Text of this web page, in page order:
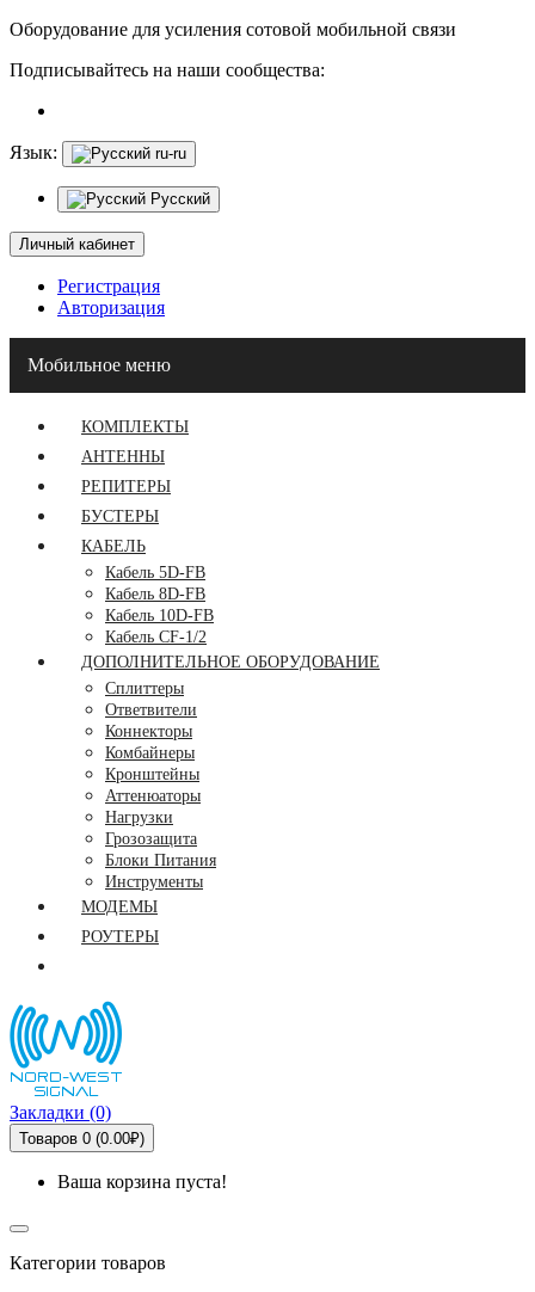
Оборудование для усиления сотовой мобильной связи
Подписывайтесь на наши сообщества:
Язык: ru-ru
Русский
Личный кабинет
Регистрация
Авторизация
Мобильное меню
КОМПЛЕКТЫ
АНТЕННЫ
РЕПИТЕРЫ
БУСТЕРЫ
КАБЕЛЬ
Кабель 5D-FB
Кабель 8D-FB
Кабель 10D-FB
Кабель CF-1/2
ДОПОЛНИТЕЛЬНОЕ ОБОРУДОВАНИЕ
Сплиттеры
Ответвители
Коннекторы
Комбайнеры
Кронштейны
Аттенюаторы
Нагрузки
Грозозащита
Блоки Питания
Инструменты
МОДЕМЫ
РОУТЕРЫ
Закладки (0)
Товаров 0 (0.00₽)
Ваша корзина пуста!
Категории товаров